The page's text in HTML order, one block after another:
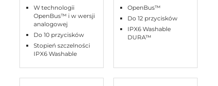
W technologii
OpenBus™ i w wersji
analogowej
Do 10 przycisków
Stopień szczelności
IPX6 Washable
OpenBus™
Do 12 przycisków
IPX6 Washable
DURA™